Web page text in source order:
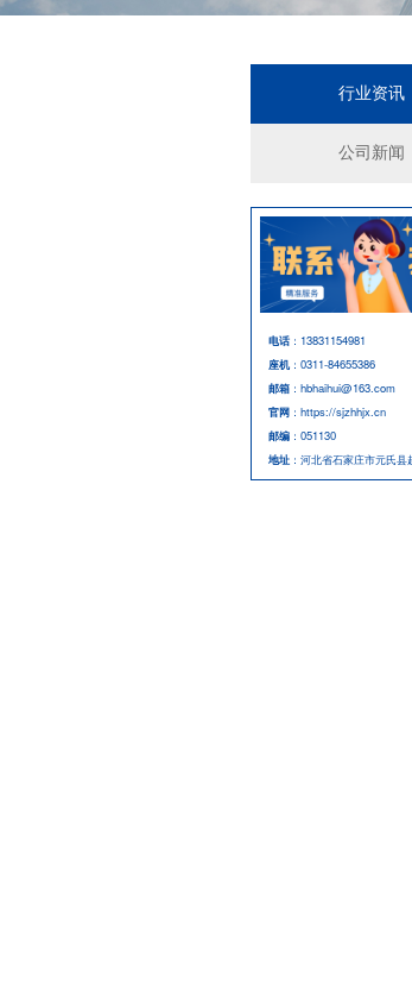
行业资讯
公司新闻
电话：13831154981
座机：0311-84655386
邮箱：hbhaihui@163.com
官网：https://sjzhhjx.cn
邮编：051130
地址：河北省石家庄市元氏县